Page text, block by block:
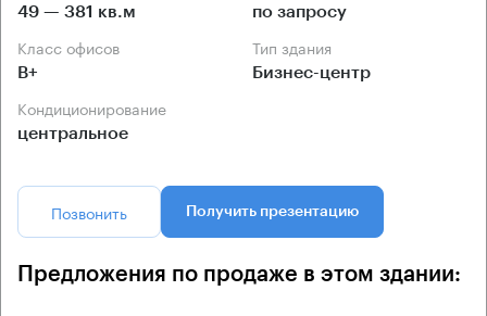
49 — 381 кв.м по запросу
Класс офисов
B+
Тип здания
Бизнес-центр
Кондиционирование
центральное
Позвонить Получить презентацию
Предложения по продаже в этом здании: